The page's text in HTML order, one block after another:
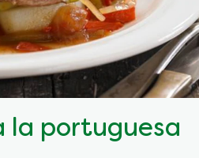
la portuguesa